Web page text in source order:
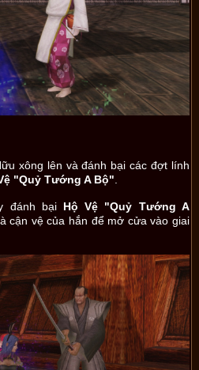
xông lên và đánh bại các đợt lính
"Quỷ Tướng A Bộ".
đánh bại Hộ Vệ "Quỷ Tướng A
cận vệ của hắn để mở cửa vào giai